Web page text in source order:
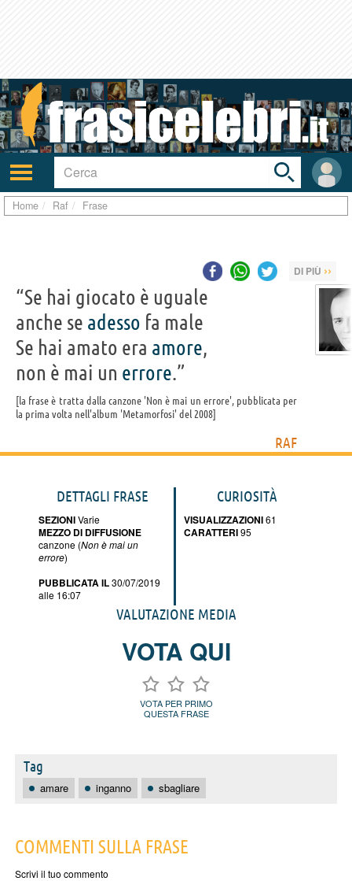
Attiva/disattiva
navigazione
User
area
Toggle
search
bar
Home Raf Frase
DI PIÙ ››
“Se hai giocato è uguale
anche se adesso fa male
Se hai amato era amore,
non è mai un errore.”
la frase è tratta dalla canzone 'Non è mai un errore', pubblicata per
la prima volta nell'album 'Metamorfosi' del 2008
RAF
DETTAGLI FRASE
SEZIONIVarie
MEZZO DI DIFFUSIONE
canzone (Non è mai un
errore)
PUBBLICATA IL30/07/2019
alle 16:07
CURIOSITÀ
VISUALIZZAZIONI61
CARATTERI95
VALUTAZIONE MEDIA
VOTA QUI
VOTA PER PRIMO
QUESTA FRASE
Tag
amare inganno sbagliare
COMMENTI SULLA FRASE
Scrivi il tuo commento